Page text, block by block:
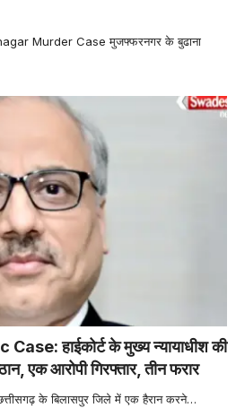
Murder Case मुजफ्फरनगर के बुढाना
हाईकोर्ट के मुख्य न्यायाधीश की
एक आरोपी गिरफ्तार, तीन फरार
के बिलासपुर जिले में एक हैरान करने…